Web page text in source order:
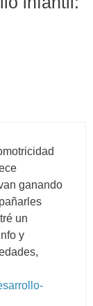
ganando
un
y